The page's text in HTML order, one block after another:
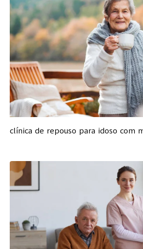
clínica de repouso para idoso com